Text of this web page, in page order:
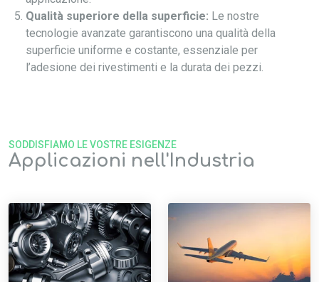
Qualità superiore della superficie: Le nostre
tecnologie avanzate garantiscono una qualità della
superficie uniforme e costante, essenziale per
l’adesione dei rivestimenti e la durata dei pezzi.
Applicazioni nell'Industria
SODDISFIAMO LE VOSTRE ESIGENZE